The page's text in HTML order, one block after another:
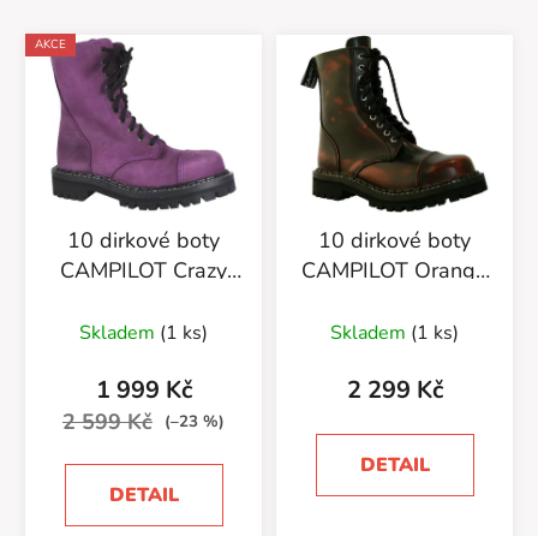
AKCE
10 dirkové boty
CAMPILOT Crazy
Skladem (1 ks)
1 999 Kč
2 599 Kč (–23 %)
DETAIL
10 dirkové boty
CAMPILOT Orange
Skladem (1 ks)
2 299 Kč
DETAIL